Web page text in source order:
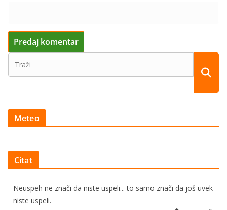
Meteo
Citat
Neuspeh ne znači da niste uspeli... to samo znači da još uvek
niste uspeli.